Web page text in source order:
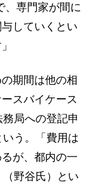
、専門家が間に
していくとい
期間は他の相
スバイケース
局への登記申
う。「費用は
が、都内の一
野谷氏）とい